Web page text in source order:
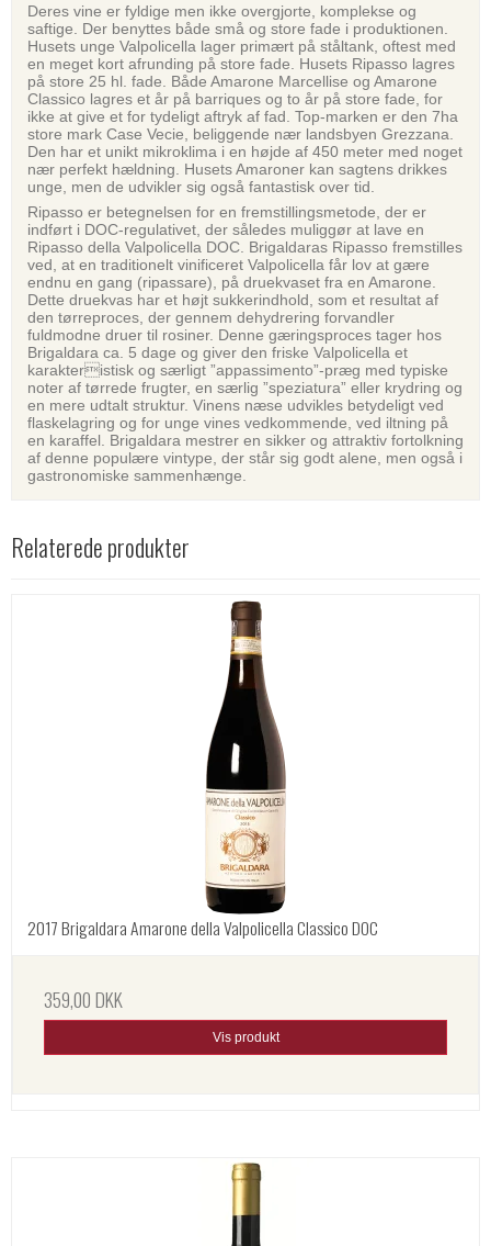
Deres vine er fyldige men ikke overgjorte, komplekse og
saftige. Der benyttes både små og store fade i produktionen.
Husets unge Valpolicella lager primært på ståltank, oftest med
en meget kort afrunding på store fade. Husets Ripasso lagres
på store 25 hl. fade. Både Amarone Marcellise og Amarone
Classico lagres et år på barriques og to år på store fade, for
ikke at give et for tydeligt aftryk af fad. Top-marken er den 7ha
store mark Case Vecie, beliggende nær landsbyen Grezzana.
Den har et unikt mikroklima i en højde af 450 meter med noget
nær perfekt hældning. Husets Amaroner kan sagtens drikkes
unge, men de udvikler sig også fantastisk over tid.
Ripasso er betegnelsen for en fremstillingsmetode, der er
indført i DOC-regulativet, der således muliggør at lave en
Ripasso della Valpolicella DOC. Brigaldaras Ripasso fremstilles
ved, at en traditionelt vinificeret Valpolicella får lov at gære
endnu en gang (ripassare), på druekvaset fra en Amarone.
Dette druekvas har et højt sukkerindhold, som et resultat af
den tørreproces, der gennem dehydrering forvandler
fuldmodne druer til rosiner. Denne gæringsproces tager hos
Brigaldara ca. 5 dage og giver den friske Valpolicella et
karakteristisk og særligt ”appassimento”-præg med typiske
noter af tørrede frugter, en særlig ”speziatura” eller krydring og
en mere udtalt struktur. Vinens næse udvikles betydeligt ved
flaskelagring og for unge vines vedkommende, ved iltning på
en karaffel. Brigaldara mestrer en sikker og attraktiv fortolkning
af denne populære vintype, der står sig godt alene, men også i
gastronomiske sammenhænge.
Relaterede produkter
2017 Brigaldara Amarone della Valpolicella Classico DOC
359,00 DKK
Vis produkt